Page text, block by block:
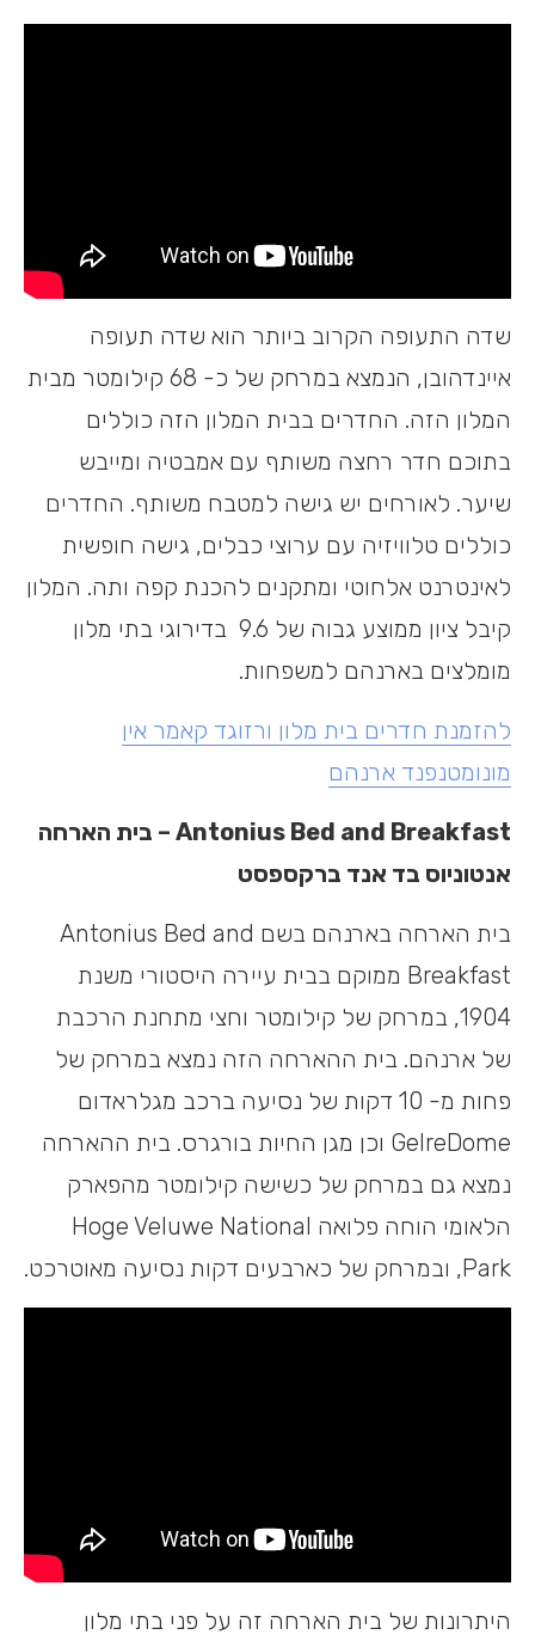
שדה התעופה הקרוב ביותר הוא שדה תעופה
איינדהובן, הנמצא במרחק של כ- 68 קילומטר מבית
המלון הזה. החדרים בבית המלון הזה כוללים
בתוכם חדר רחצה משותף עם אמבטיה ומייבש
שיער. לאורחים יש גישה למטבח משותף. החדרים
כוללים טלוויזיה עם ערוצי כבלים, גישה חופשית
לאינטרנט אלחוטי ומתקנים להכנת קפה ותה. המלון
קיבל ציון ממוצע גבוה של 9.6 בדירוגי בתי מלון
מומלצים בארנהם למשפחות.
להזמנת חדרים בית מלון ורזוגד קאמר אין
מונומטנפנד ארנהם
Antonius Bed and Breakfast – בית הארחה
אנטוניוס בד אנד ברקספסט
בית הארחה בארנהם בשם Antonius Bed and
Breakfast ממוקם בבית עיירה היסטורי משנת
1904, במרחק של קילומטר וחצי מתחנת הרכבת
של ארנהם. בית ההארחה הזה נמצא במרחק של
פחות מ- 10 דקות של נסיעה ברכב מגלראדום
GelreDome וכן מגן החיות בורגרס. בית ההארחה
נמצא גם במרחק של כשישה קילומטר מהפארק
הלאומי הוחה פלואה Hoge Veluwe National
Park, ובמרחק של כארבעים דקות נסיעה מאוטרכט.
היתרונות של בית הארחה זה על פני בתי מלון